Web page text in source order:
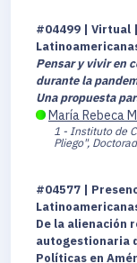
#04499 | Virtual
Pensar y vivir en
durante la
Una propuesta
María Rebeca
1 - Instituto de
Pliego",
#04577 |
De la alienación
autogestionaria
Políticas en